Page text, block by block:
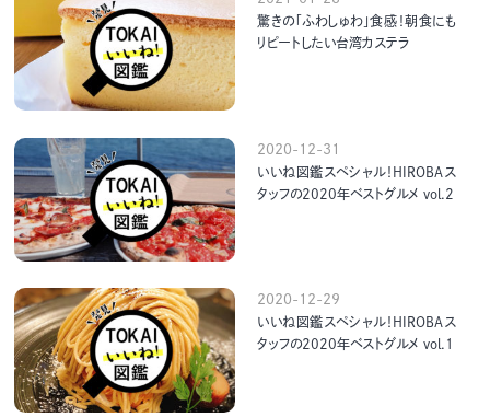
驚きの「ふわしゅわ」食感！朝食にも
リピートしたい台湾カステラ
2020-12-31
いいね図鑑スペシャル！HIROBAス
タッフの2020年ベストグルメ vol.2
2020-12-29
いいね図鑑スペシャル！HIROBAス
タッフの2020年ベストグルメ vol.1